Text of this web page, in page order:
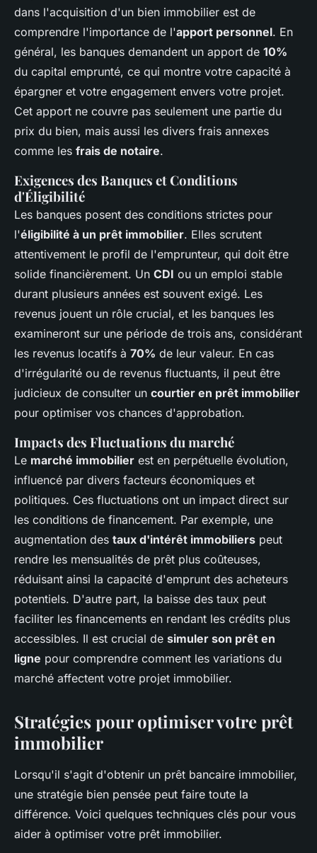
dans l'acquisition d'un bien immobilier est de
comprendre l'importance de l'apport personnel. En
général, les banques demandent un apport de 10%
du capital emprunté, ce qui montre votre capacité à
épargner et votre engagement envers votre projet.
Cet apport ne couvre pas seulement une partie du
prix du bien, mais aussi les divers frais annexes
comme les frais de notaire.
Exigences des Banques et Conditions
d'Éligibilité
Les banques posent des conditions strictes pour
l'éligibilité à un prêt immobilier. Elles scrutent
attentivement le profil de l'emprunteur, qui doit être
solide financièrement. Un CDI ou un emploi stable
durant plusieurs années est souvent exigé. Les
revenus jouent un rôle crucial, et les banques les
examineront sur une période de trois ans, considérant
les revenus locatifs à 70% de leur valeur. En cas
d'irrégularité ou de revenus fluctuants, il peut être
judicieux de consulter un courtier en prêt immobilier
pour optimiser vos chances d'approbation.
Impacts des Fluctuations du marché
Le marché immobilier est en perpétuelle évolution,
influencé par divers facteurs économiques et
politiques. Ces fluctuations ont un impact direct sur
les conditions de financement. Par exemple, une
augmentation des taux d'intérêt immobiliers peut
rendre les mensualités de prêt plus coûteuses,
réduisant ainsi la capacité d'emprunt des acheteurs
potentiels. D'autre part, la baisse des taux peut
faciliter les financements en rendant les crédits plus
accessibles. Il est crucial de simuler son prêt en
ligne pour comprendre comment les variations du
marché affectent votre projet immobilier.
Stratégies pour optimiser votre prêt
immobilier
Lorsqu'il s'agit d'obtenir un prêt bancaire immobilier,
une stratégie bien pensée peut faire toute la
différence. Voici quelques techniques clés pour vous
aider à optimiser votre prêt immobilier.